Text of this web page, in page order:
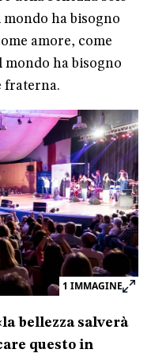
ha bisogno
amore, come
ha bisogno
fraterna.
1 IMMAGINE
bellezza salverà
questo in